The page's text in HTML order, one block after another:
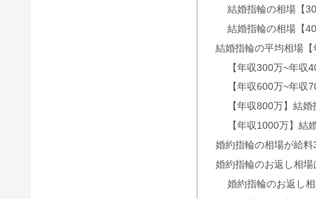
結婚指輪『雅』の口コミ！和風デ
結婚指輪の来店特典｜ギフト券
結婚指輪の相場【30
結婚指輪の相場【40
結婚指輪の平均相場【
【年収300万~年収
【年収600万~年収
【年収800万】結
【年収1000万】結
婚約指輪の相場が給
婚約指輪のお返し相場
婚約指輪のお返し相